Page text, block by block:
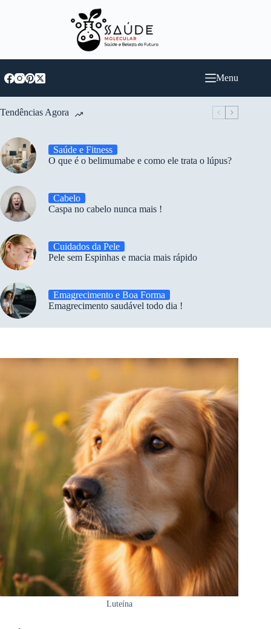
Menu
Tendências Agora
Saúde e Fitness
O que é o belimumabe e como ele trata o lúpus?
Cabelo
Caspa no cabelo nunca mais !
Cuidados da Pele
Pele sem Espinhas e macia mais rápido
Emagrecimento e Boa Forma
Emagrecimento saudável todo dia !
Luteína